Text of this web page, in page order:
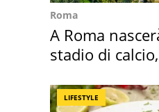
Roma
A Roma
stadio di
LIFESTYLE